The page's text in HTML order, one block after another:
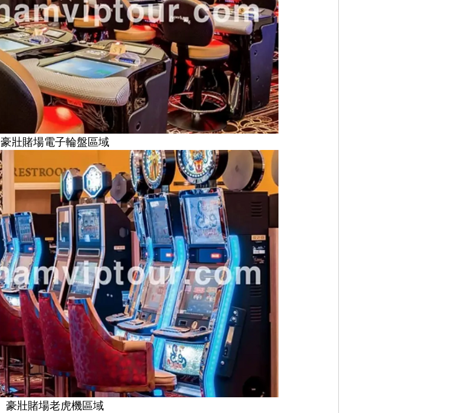
豪壯賭場電子輪盤區域
豪壯賭場老虎機區域